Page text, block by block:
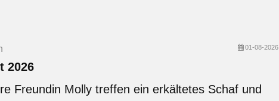
01-08-2026
2026
Freundin Molly treffen ein erkältetes Schaf und